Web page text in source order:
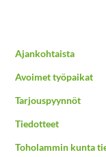
Ajankohtaista
Avoimet työpaikat
Tarjouspyynnöt
Tiedotteet
Toholammin kunta